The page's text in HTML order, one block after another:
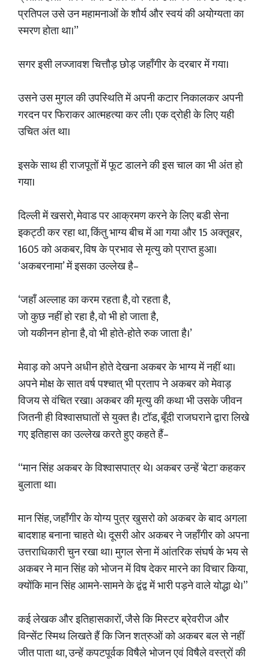
प्रतिपल उसे उन महामनाओं के शौर्य और स्वयं की अयोग्यता का
स्मरण होता था।”
सगर इसी लज्जावश चित्तौड़ छोड़ जहाँगीर के दरबार में गया।
उसने उस मुगल की उपस्थिति में अपनी कटार निकालकर अपनी
गरदन पर फिराकर आत्महत्या कर ली। एक द्रोही के लिए यही
उचित अंत था।
इसके साथ ही राजपूतों में फूट डालने की इस चाल का भी अंत हो
गया।
दिल्ली में खसरो, मेवाड पर आक्रमण करने के लिए बडी सेना
इकट्ठी कर रहा था, किंतु भाग्य बीच में आ गया और 15 अक्तूबर,
1605 को अकबर, विष के प्रभाव से मृत्यु को प्राप्त हुआ।
‘अकबरनामा’ में इसका उल्लेख है–
‘जहाँ अल्लाह का करम रहता है, वो रहता है,
जो कुछ नहीं हो रहा है, वो भी हो जाता है,
जो यकीनन होना है, वो भी होते-होते रुक जाता है।’
मेवाड़ को अपने अधीन होते देखना अकबर के भाग्य में नहीं था।
अपने मोक्ष के सात वर्ष पश्चात् भी प्रताप ने अकबर को मेवाड़
विजय से वंचित रखा। अकबर की मृत्यु की कथा भी उसके जीवन
जितनी ही विश्वासघातों से युक्त है। टॉड, बूँदी राजघराने द्वारा लिखे
गए इतिहास का उल्लेख करते हुए कहते हैं–
“मान सिंह अकबर के विश्वासपात्र थे। अकबर उन्हें 'बेटा' कहकर
बुलाता था।
मान सिंह, जहाँगीर के योग्य पुत्र खुसरो को अकबर के बाद अगला
बादशाह बनाना चाहते थे। दूसरी ओर अकबर ने जहाँगीर को अपना
उत्तराधिकारी चुन रखा था। मुगल सेना में आंतरिक संघर्ष के भय से
अकबर ने मान सिंह को भोजन में विष देकर मारने का विचार किया,
क्योंकि मान सिंह आमने-सामने के द्वंद्व में भारी पड़ने वाले योद्धा थे।”
कई लेखक और इतिहासकारों, जैसे कि मिस्टर ब्रेवरीज और
विन्सेंट स्मिथ लिखते हैं कि जिन शत्रुओं को अकबर बल से नहीं
जीत पाता था, उन्हें कपटपूर्वक विषैले भोजन एवं विषैले वस्त्रों की